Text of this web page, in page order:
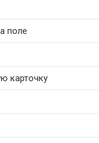
поле
карточку